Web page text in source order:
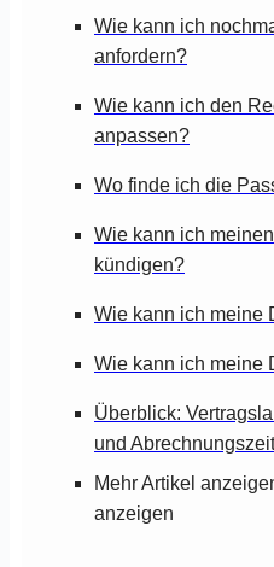
Wie kann ich
anfordern?
Wie kann ich den
anpassen?
Wo finde ich die
Wie kann ich
kündigen?
Wie kann ich meine
Wie kann ich meine
Überblick:
und
Mehr Artikel
anzeigen